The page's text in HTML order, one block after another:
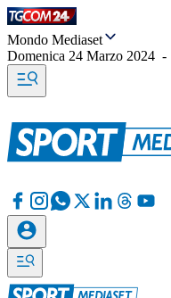
Mondo Mediaset
Domenica 24 Marzo 2024 -